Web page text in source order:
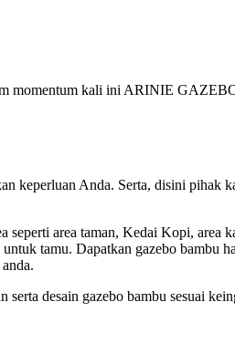
momentum kali ini ARINIE
Anda. Serta, disini pihak
area taman, Kedai Kopi, area
tamu. Dapatkan gazebo bambu
desain gazebo bambu sesuai